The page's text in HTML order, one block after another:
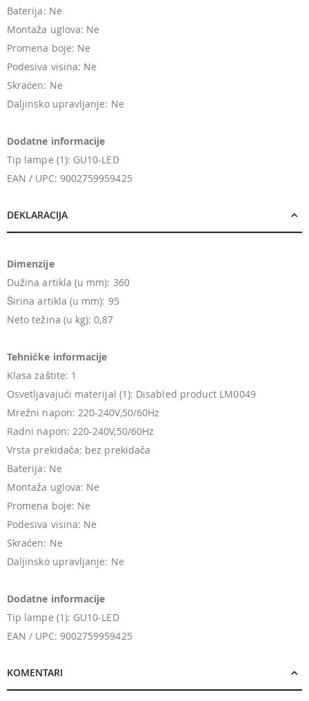
Baterija: Ne
Montaža uglova: Ne
Promena boje: Ne
Podesiva visina: Ne
Skraćen: Ne
Daljinsko upravljanje: Ne
Dodatne informacije
Tip lampe (1): GU10-LED
EAN / UPC: 9002759959425
DEKLARACIJA
Dimenzije
Dužina artikla (u mm): 360
Širina artikla (u mm): 95
Neto težina (u kg): 0,87
Tehničke informacije
Klasa zaštite: 1
Osvetljavajući materijal (1): Disabled product LM0049
Mrežni napon: 220-240V,50/60Hz
Radni napon: 220-240V,50/60Hz
Vrsta prekidača: bez prekidača
Baterija: Ne
Montaža uglova: Ne
Promena boje: Ne
Podesiva visina: Ne
Skraćen: Ne
Daljinsko upravljanje: Ne
Dodatne informacije
Tip lampe (1): GU10-LED
EAN / UPC: 9002759959425
KOMENTARI